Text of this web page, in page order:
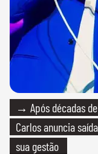
→ Após décadas
Carlos anuncia
sua gestão